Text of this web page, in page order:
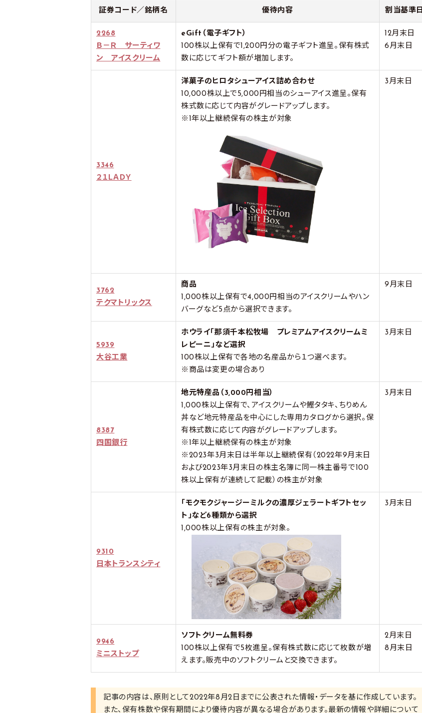
証券コード／銘柄名 優待内容 割当基準日
2268
Ｂ－Ｒ サーティワ
ン アイスクリーム
eGift（電子ギフト）
100株以上保有で1,200円分の電子ギフト進呈。保有株式
数に応じてギフト額が増加します。
12月末日
6月末日
3346
２１ＬＡＤＹ
洋菓子のヒロタシューアイス詰め合わせ
10,000株以上で5,000円相当のシューアイス進呈。保有
株式数に応じて内容がグレードアップします。
※1年以上継続保有の株主が対象
3月末日
3762
テクマトリックス
商品
1,000株以上保有で4,000円相当のアイスクリームやハン
バーグなど5点から選択できます。
9月末日
5939
大谷工業
ホウライ「那須千本松牧場 プレミアムアイスクリームミ
レピーニ」など選択
100株以上保有で各地の名産品から１つ選べます。
※商品は変更の場合あり
3月末日
8387
四国銀行
地元特産品（3,000円相当）
1,000株以上保有で、アイスクリームや鰹タタキ、ちりめん
丼など地元特産品を中心にした専用カタログから選択。保
有株式数に応じて内容がグレードアップします。
※1年以上継続保有の株主が対象
※2023年3月末日は半年以上継続保有（2022年9月末日
および2023年3月末日の株主名簿に同一株主番号で100
株以上保有が連続して記載）の株主が対象
3月末日
9310
日本トランスシティ
「モクモクジャージーミルクの濃厚ジェラートギフトセッ
ト」など6種類から選択
1,000株以上保有の株主が対象。
3月末日
9946
ミニストップ
ソフトクリーム無料券
100株以上保有で5枚進呈。保有株式数に応じて枚数が増
えます。販売中のソフトクリームと交換できます。
2月末日
8月末日
記事の内容は、原則として2022年8月2日までに公表された情報・データを基に作成しています。
また、保有株数や保有期間により優待内容が異なる場合があります。最新の情報や詳細について